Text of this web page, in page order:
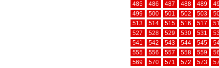
485
486 487 488 489
499
500 501 502 503
513
514 515 516 517
527
528 529 530 531
541
542 543 544 545
555
556 557 558 559
569
570 571 572 573